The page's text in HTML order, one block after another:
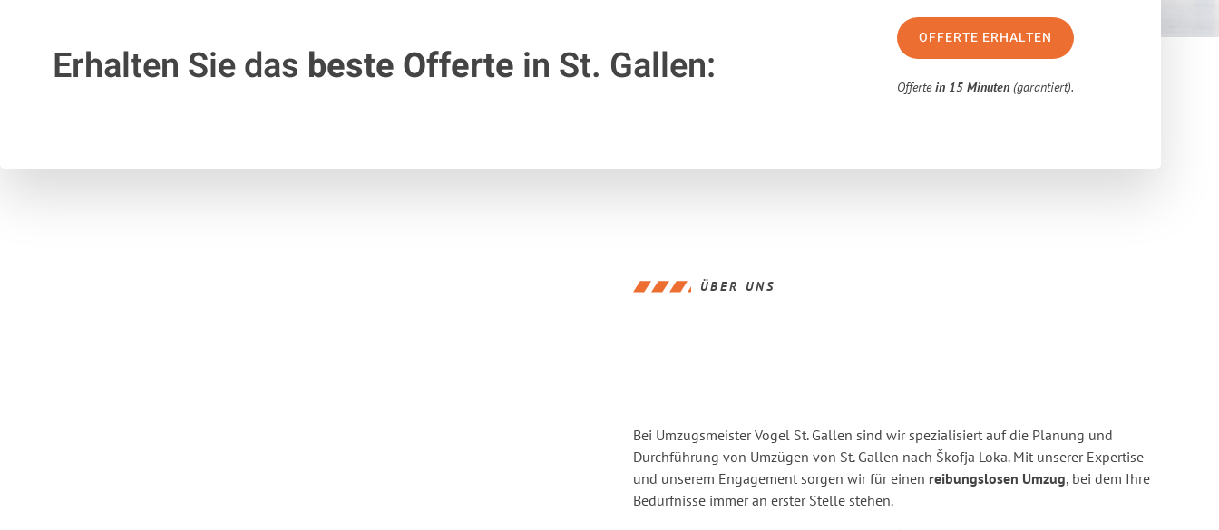
Erhalten Sie das beste Offerte in St. Gallen:
OFFERTE ERHALTEN
Offertein 15 Minuten (garantiert).
ÜBER UNS
Bei Umzugsmeister Vogel St. Gallen sind wir spezialisiert auf die Planung und
Durchführung von Umzügen von St. Gallen nach Škofja Loka. Mit unserer Expertise
und unserem Engagement sorgen wir für einen reibungslosen Umzug, bei dem Ihre
Bedürfnisse immer an erster Stelle stehen.